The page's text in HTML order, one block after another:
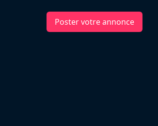
Poster votre annonce